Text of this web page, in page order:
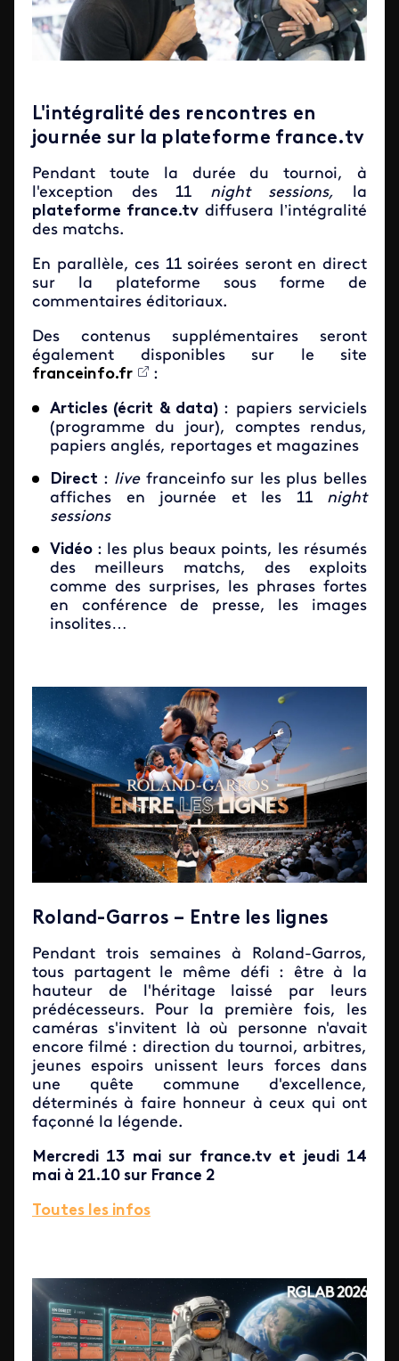
L'intégralité des rencontres en
journée sur la plateforme france.tv
Pendant toute la durée du tournoi, à
l'exception des 11 night sessions, la
plateforme france.tv diffusera l’intégralité
des matchs.
En parallèle, ces 11 soirées seront en direct
sur la plateforme sous forme de
commentaires éditoriaux.
Des contenus supplémentaires seront
également disponibles sur le site
franceinfo.fr
:
Articles (écrit & data) : papiers serviciels
(programme du jour), comptes rendus,
papiers anglés, reportages et magazines
Direct : livefranceinfo sur les plus belles
affiches en journée et les 11night
sessions
Vidéo : les plus beaux points, les résumés
des meilleurs matchs, des exploits
comme des surprises, les phrases fortes
en conférence de presse, les images
insolites…
Roland-Garros – Entre les lignes
Pendant trois semaines à Roland-Garros,
tous partagent le même défi : être à la
hauteur de l'héritage laissé par leurs
prédécesseurs. Pour la première fois, les
caméras s'invitent là où personne n'avait
encore filmé : direction du tournoi, arbitres,
jeunes espoirs unissent leurs forces dans
une quête commune d'excellence,
déterminés à faire honneur à ceux qui ont
façonné la légende.
Mercredi 13 mai sur france.tv et jeudi 14
mai à 21.10 sur France 2
Toutes les infos